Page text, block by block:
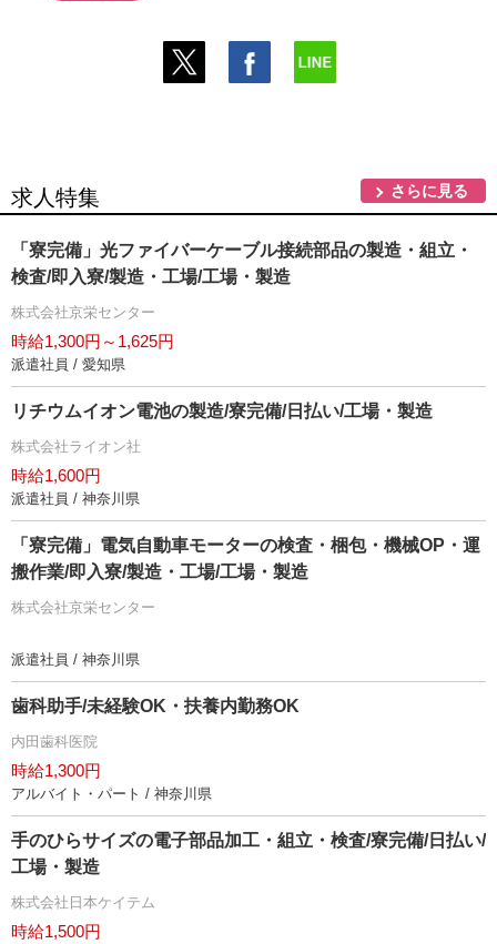
求人特集 さらに見る
「寮完備」光ファイバーケーブル接続部品の製造・組立・
検査/即入寮/製造・工場/工場・製造
株式会社京栄センター
時給1,300円～1,625円
派遣社員 / 愛知県
リチウムイオン電池の製造/寮完備/日払い/工場・製造
株式会社ライオン社
時給1,600円
派遣社員 / 神奈川県
「寮完備」電気自動車モーターの検査・梱包・機械OP・運
搬作業/即入寮/製造・工場/工場・製造
株式会社京栄センター
派遣社員 / 神奈川県
歯科助手/未経験OK・扶養内勤務OK
内田歯科医院
時給1,300円
アルバイト・パート / 神奈川県
手のひらサイズの電子部品加工・組立・検査/寮完備/日払い/
工場・製造
株式会社日本ケイテム
時給1,500円